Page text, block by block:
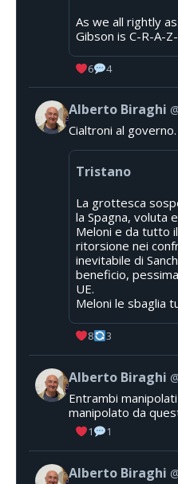
As we all rightly
Gibson is C-R-A-
6 4
Alberto Biraghi
Cialtroni al governo.
Tristano
La grottesca
la Spagna, voluta
Meloni e da tutto
ritorsione nei
inevitabile di
beneficio,
UE.
Meloni le sbaglia
8 3
Alberto Biraghi
Entrambi
manipolato da
1 1
Alberto Biraghi